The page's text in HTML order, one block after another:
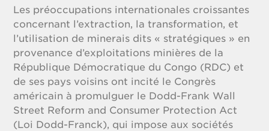
Les préoccupations internationales croissantes
concernant l’extraction, la transformation, et
l’utilisation de minerais dits « stratégiques » en
provenance d’exploitations minières de la
République Démocratique du Congo (RDC) et
de ses pays voisins ont incité le Congrès
américain à promulguer le Dodd-Frank Wall
Street Reform and Consumer Protection Act
(Loi Dodd-Franck), qui impose aux sociétés